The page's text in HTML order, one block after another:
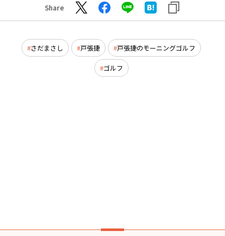
Share
さだまさし 戸張捷 戸張捷のモーニングゴルフ
ゴルフ